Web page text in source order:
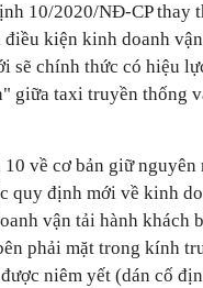
10/2020/NĐ-CP thay
kiện kinh doanh
sẽ chính thức có hiệu
giữa taxi truyền thống
về cơ bản giữ nguyên
quy định mới về kinh
vận tải hành khách
phải mặt trong kính
niêm yết (dán cố